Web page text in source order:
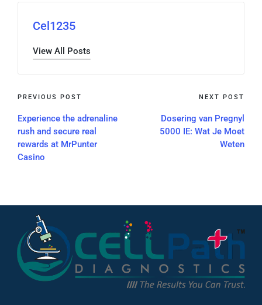
Cel1235
View All Posts
PREVIOUS POST
Experience the adrenaline
rush and secure real
rewards at MrPunter
Casino
NEXT POST
Dosering van Pregnyl
5000 IE: Wat Je Moet
Weten